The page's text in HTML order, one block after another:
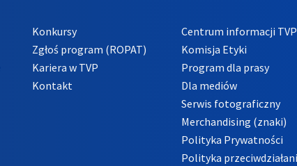
Konkursy
Zgłoś program (ROPAT)
Kariera w TVP
Kontakt
Centrum informacji TVP
Komisja Etyki
Program dla prasy
Dla mediów
Serwis fotograficzny
Merchandising (znaki)
Polityka Prywatności
Polityka